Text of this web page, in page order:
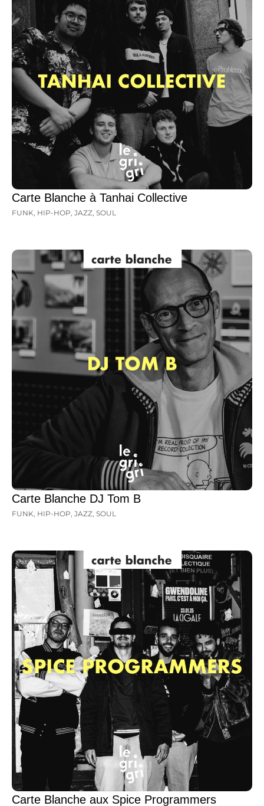
Carte Blanche à Tanhai Collective
FUNK, HIP-HOP, JAZZ, SOUL
Carte Blanche DJ Tom B
FUNK, HIP-HOP, JAZZ, SOUL
Carte Blanche aux Spice Programmers